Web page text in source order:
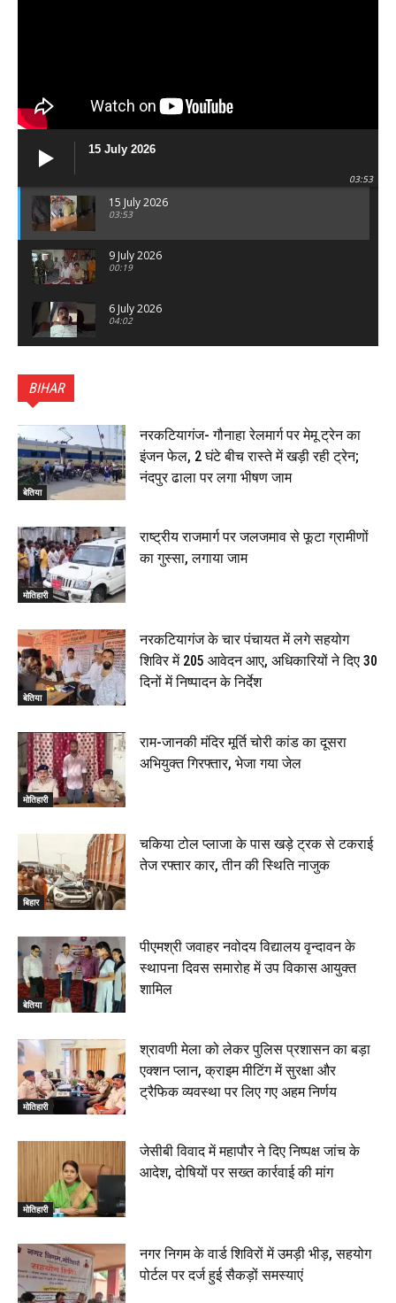
15 July 2026
03:53
15 July 2026
03:53
9 July 2026
00:19
6 July 2026
04:02
का भव्य पथ संचलन, 5 July 2026
00:22
बेतिया : मझौलिया में 1.24 क्विंटल गांजा के साथ बोलेरो ज़ब्त, दो
तस्कर गिरफ्तार, 4 July 2026
00:33
रक्सौल : सुरक्षा जॉंच को सोना-चांदी दुकानों का एसडीपीओ और
थानाध्यक्ष ने किया निरीक्षण, 19 June 2026
00:58
बेतिया में सगे भाई ने मां के साथ मिलकर की भाई की हत्या, शव
जलाया, दोनों गिरफ्तार, 14 June 2026
00:12
मोतिहारी। NDA सरकार, 12 साल विश्वास के, मीडिया संवाद में
सांसद रधामोहन सिंह, 13 June 2026
02:19
BIHAR
बेतिया
नरकटियागंज- गौनाहा रेलमार्ग पर मेमू ट्रेन का
इंजन फेल, 2 घंटे बीच रास्ते में खड़ी रही ट्रेन;
नंदपुर ढाला पर लगा भीषण जाम
मोतिहारी
राष्ट्रीय राजमार्ग पर जलजमाव से फूटा ग्रामीणों
का गुस्सा, लगाया जाम
बेतिया
नरकटियागंज के चार पंचायत में लगे सहयोग
शिविर में 205 आवेदन आए, अधिकारियों ने दिए 30
दिनों में निष्पादन के निर्देश
मोतिहारी
राम-जानकी मंदिर मूर्ति चोरी कांड का दूसरा
अभियुक्त गिरफ्तार, भेजा गया जेल
बिहार
चकिया टोल प्लाजा के पास खड़े ट्रक से टकराई
तेज रफ्तार कार, तीन की स्थिति नाजुक
बेतिया
पीएमश्री जवाहर नवोदय विद्यालय वृन्दावन के
स्थापना दिवस समारोह में उप विकास आयुक्त
शामिल
मोतिहारी
श्रावणी मेला को लेकर पुलिस प्रशासन का बड़ा
एक्शन प्लान, क्राइम मीटिंग में सुरक्षा और
ट्रैफिक व्यवस्था पर लिए गए अहम निर्णय
मोतिहारी
जेसीबी विवाद में महापौर ने दिए निष्पक्ष जांच के
आदेश, दोषियों पर सख्त कार्रवाई की मांग
नगर निगम के वार्ड शिविरों में उमड़ी भीड़, सहयोग
पोर्टल पर दर्ज हुई सैकड़ों समस्याएं